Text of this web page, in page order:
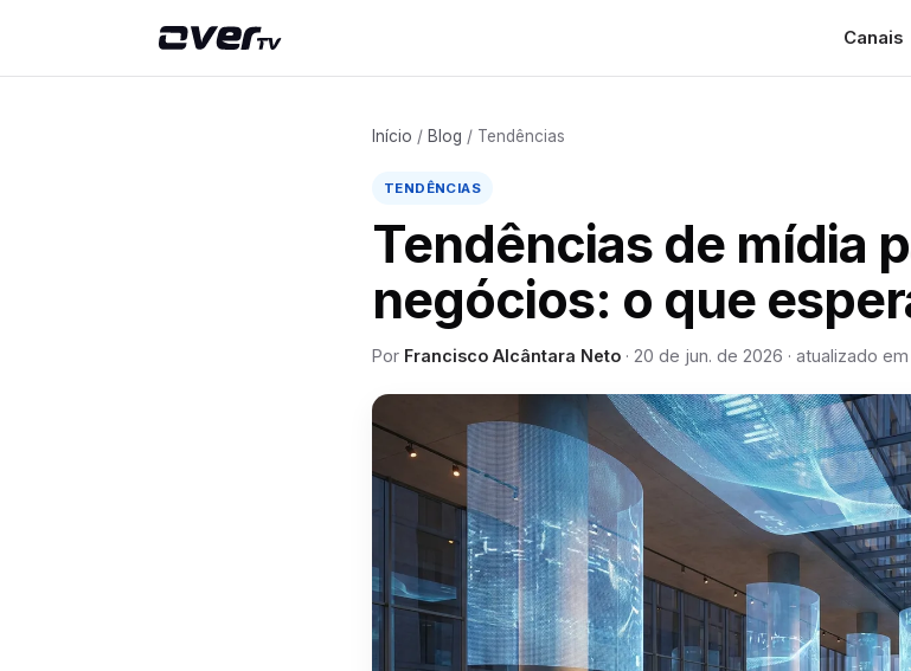
Canais
Início / Blog / Tendências
TENDÊNCIAS
Tendências de mídia
negócios: o que
Por Francisco Alcântara Neto · 20 de jun. de 2026 · atualizado em